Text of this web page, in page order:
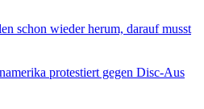
schon wieder herum, darauf musst
protestiert gegen Disc-Aus